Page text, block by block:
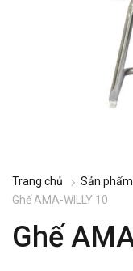
Trang chủ Sản phẩm
Ghế AMA-WILLY 10
Ghế